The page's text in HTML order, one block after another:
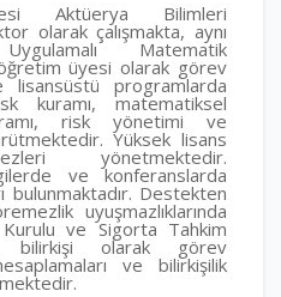
Aktüerya Bilimleri
olarak çalışmakta, aynı
Matematik
öğretim üyesi olarak görev
lisansüstü programlarda
kuramı, matematiksel
risk yönetimi ve
Yüksek lisans
yönetmektedir.
ve konferanslarda
bulunmaktadır. Destekten
uyuşmazlıklarında
ve Sigorta Tahkim
bilirkişi olarak görev
ve bilirkişilik